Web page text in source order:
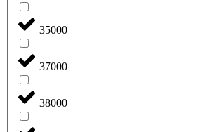
35000
37000
38000